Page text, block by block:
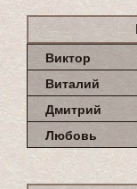
Виктор
Виталий
Дмитрий
Любовь